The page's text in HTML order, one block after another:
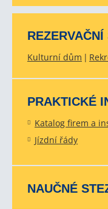
Kulturní dům
PRAKTICKÉ
Katalog firem a
Jízdní řády
NAUČNÉ